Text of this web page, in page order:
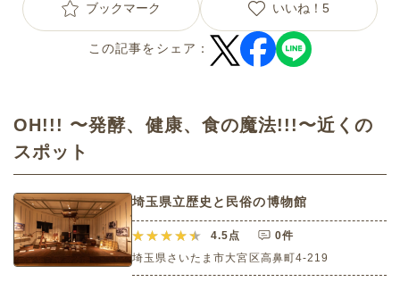
ブックマーク いいね！ 5
この記事をシェア：
OH!!! 〜発酵、健康、食の魔法!!!〜近くの
スポット
埼玉県立歴史と民俗の博物館
4.5点
0件
埼玉県さいたま市大宮区高鼻町4-219